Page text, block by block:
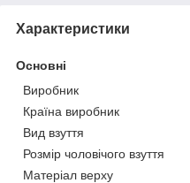
Характеристики
Основні
Виробник
Країна виробник
Вид взуття
Розмір чоловічого взуття
Матеріал верху